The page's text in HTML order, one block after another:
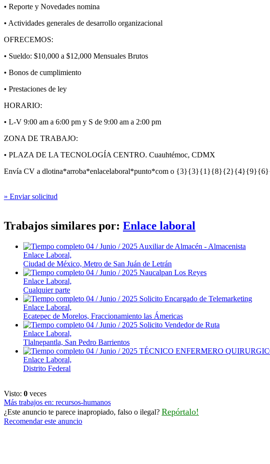
• Reporte y Novedades nomina
• Actividades generales de desarrollo organizacional
OFRECEMOS:
• Sueldo: $10,000 a $12,000 Mensuales Brutos
• Bonos de cumplimiento
• Prestaciones de ley
HORARIO:
• L-V 9:00 am a 6:00 pm y S de 9:00 am a 2:00 pm
ZONA DE TRABAJO:
• PLAZA DE LA TECNOLOGÍA CENTRO. Cuauhtémoc, CDMX
Envía CV a dlotina*arroba*enlacelaboral*punto*com o
» Enviar solicitud
Trabajos similares por: Enlace laboral
04 / Junio / 2025 Auxiliar de Almacén - Almacenista
Enlace Laboral,
Ciudad de México, Metro de San Juán de Letrán
04 / Junio / 2025 Naucalpan Los Reyes
Enlace Laboral,
Cualquier parte
04 / Junio / 2025 Solicito Encargado de Telemarketing
Enlace Laboral,
Ecatepec de Morelos, Fraccionamiento las Ámericas
04 / Junio / 2025 Solicito Vendedor de Ruta
Enlace Laboral,
Tlalnepantla, San Pedro Barrientos
04 / Junio / 2025 TÉCNICO ENFERMERO
Enlace Laboral,
Distrito Federal
Visto: 0 veces
Más trabajos en: recursos-humanos
¿Este anuncio te parece inapropiado, falso o ilegal? Repórtalo!
Recomendar este anuncio